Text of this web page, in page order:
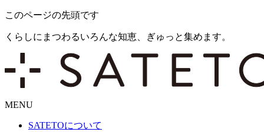
このページの先頭です
くらしにまつわるいろんな知恵、ぎゅっと集めます。
MENU
SATETOについて